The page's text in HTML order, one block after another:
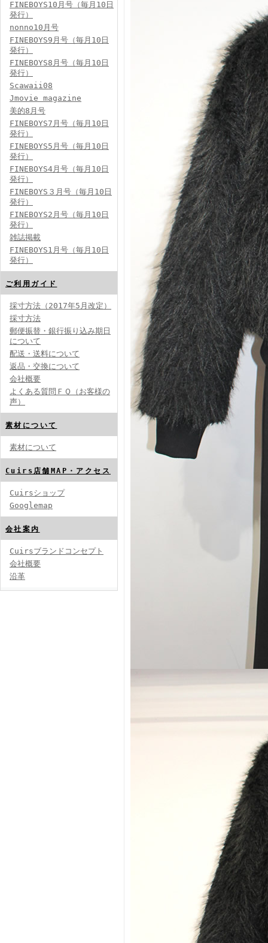
2024分バックナンバー
2023分バックナンバー
2022年分バックナンバー
2019年分バックナンバー
2018年分バックナンバー
2017年分バックナンバー
2016年分バックナンバー
2014年分バックナンバー
FINEBOYS10月号（毎月10日
発行）
nonno10月号
FINEBOYS9月号（毎月10日
発行）
FINEBOYS8月号（毎月10日
発行）
Scawaii08
Jmovie magazine
美的8月号
FINEBOYS7月号（毎月10日
発行）
FINEBOYS5月号（毎月10日
発行）
FINEBOYS4月号（毎月10日
発行）
FINEBOYS３月号（毎月10日
発行）
FINEBOYS2月号（毎月10日
発行）
雑誌掲載
FINEBOYS1月号（毎月10日
発行）
ご利用ガイド
採寸方法（2017年5月改定）
採寸方法
郵便振替・銀行振り込み期日
について
配送・送料について
返品・交換について
会社概要
よくある質問ＦＱ（お客様の
声）
素材について
素材について
Cuirs店舗MAP・アクセス
Cuirsショップ
Googlemap
会社案内
Cuirsブランドコンセプト
会社概要
沿革